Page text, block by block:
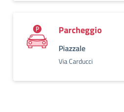
Parcheggio
Piazzale
Via Carducci